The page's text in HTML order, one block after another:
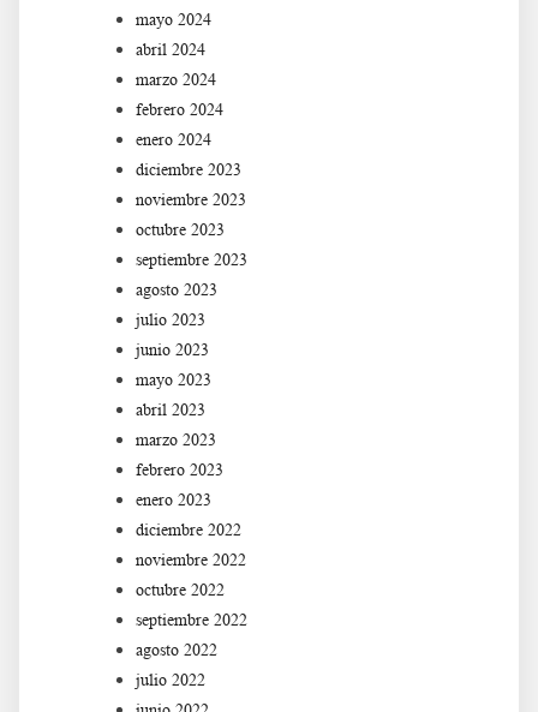
mayo 2024
abril 2024
marzo 2024
febrero 2024
enero 2024
diciembre 2023
noviembre 2023
octubre 2023
septiembre 2023
agosto 2023
julio 2023
junio 2023
mayo 2023
abril 2023
marzo 2023
febrero 2023
enero 2023
diciembre 2022
noviembre 2022
octubre 2022
septiembre 2022
agosto 2022
julio 2022